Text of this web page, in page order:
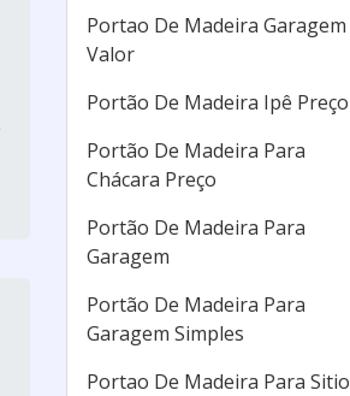
Portao De Madeira Garagem
Valor
Portão De Madeira Ipê Preço
Portão De Madeira Para
Chácara Preço
Portão De Madeira Para
Garagem
Portão De Madeira Para
Garagem Simples
Portao De Madeira Para Sitio